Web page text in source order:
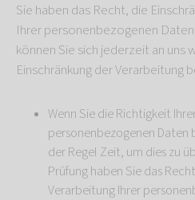
Sie haben das Recht, die
Ihrer personenbezogenen
können Sie sich jederzeit an uns
Einschränkung der Verarbeitung
Wenn Sie die Richtigkeit
personenbezogenen
der Regel Zeit, um dies zu
Prüfung haben Sie das
Verarbeitung Ihrer